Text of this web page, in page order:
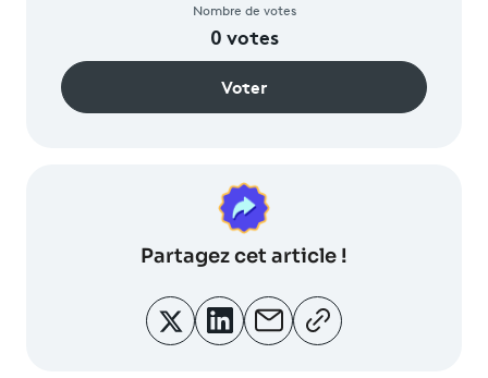
Nombre de votes
0votes
Voter
Partagezcet article !